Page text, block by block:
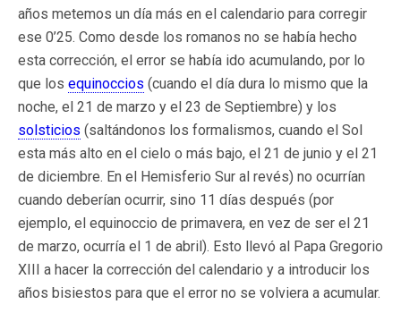
años metemos un día más en el calendario para corregir
ese 0’25. Como desde los romanos no se había hecho
esta corrección, el error se había ido acumulando, por lo
que los equinoccios (cuando el día dura lo mismo que la
noche, el 21 de marzo y el 23 de Septiembre) y los
solsticios (saltándonos los formalismos, cuando el Sol
esta más alto en el cielo o más bajo, el 21 de junio y el 21
de diciembre. En el Hemisferio Sur al revés) no ocurrían
cuando deberían ocurrir, sino 11 días después (por
ejemplo, el equinoccio de primavera, en vez de ser el 21
de marzo, ocurría el 1 de abril). Esto llevó al Papa Gregorio
XIII a hacer la corrección del calendario y a introducir los
años bisiestos para que el error no se volviera a acumular.